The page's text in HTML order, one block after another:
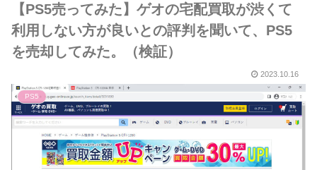
【PS5売ってみた】ゲオの宅配買取が渋くて
利用しない方が良いとの評判を聞いて、PS5
を売却してみた。（検証）
2023.10.16
PS5